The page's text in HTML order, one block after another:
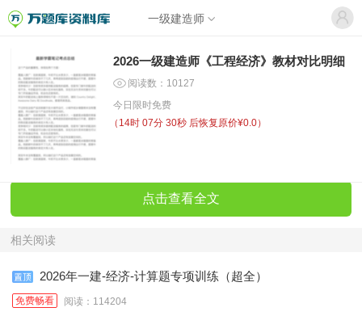
一级建造师
2026一级建造师《工程经济》教材对比明细
阅读数：10127
今日限时免费
（ 14时 07分 30秒 后恢复原价¥0.0）
点击查看全文
相关阅读
2026年一建-经济-计算题专项训练（超全）
免费畅看 阅读：114204